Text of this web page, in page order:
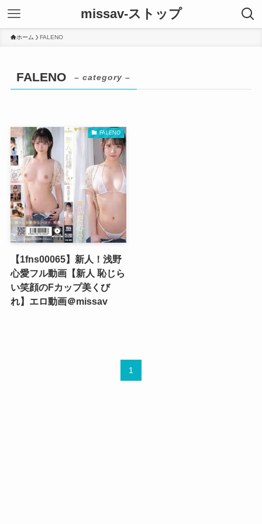
missav-ストップ
ホーム FALENO
FALENO – category –
FALENO
【1fns00065】新人！浅野
心愛フル動画【新人 恥じら
い笑顔のFカップ美くび
れ】エロ動画＠missav
1